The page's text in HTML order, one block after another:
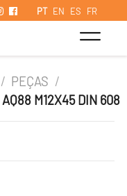
PT EN ES FR
/ PEÇAS /
M12X45 DIN 608